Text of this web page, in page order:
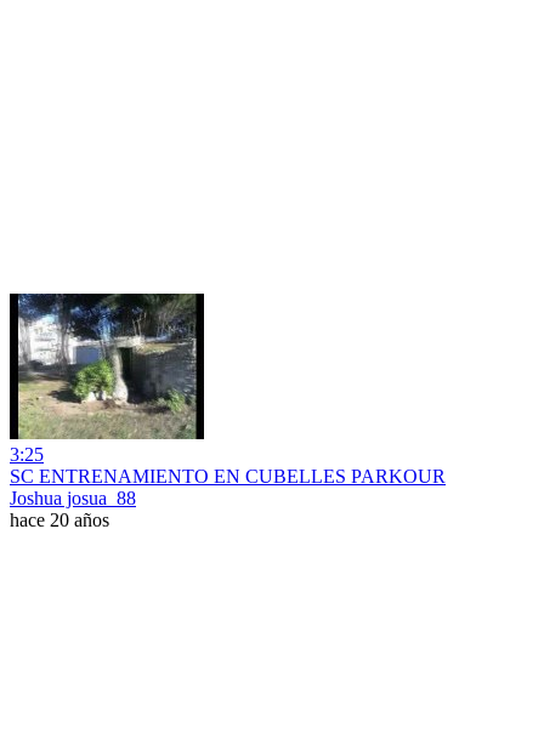
3:25
SC ENTRENAMIENTO EN CUBELLES PARKOUR
Joshua josua_88
hace 20 años